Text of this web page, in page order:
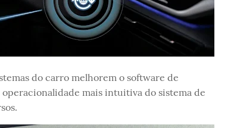
do carro melhorem o software de
mais intuitiva do sistema de